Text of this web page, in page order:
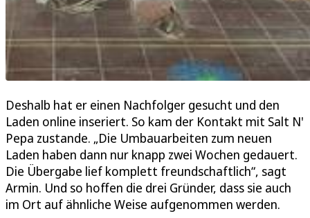
Deshalb hat er einen Nachfolger gesucht und den
Laden online inseriert. So kam der Kontakt mit Salt N'
Pepa zustande. „Die Umbauarbeiten zum neuen
Laden haben dann nur knapp zwei Wochen gedauert.
Die Übergabe lief komplett freundschaftlich“, sagt
Armin. Und so hoffen die drei Gründer, dass sie auch
im Ort auf ähnliche Weise aufgenommen werden.